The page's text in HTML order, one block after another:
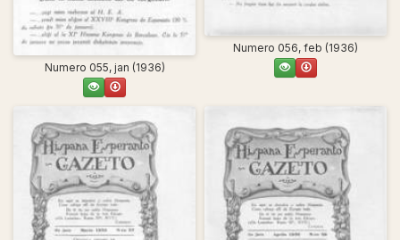
Numero 055, jan (1936)
Numero 056, feb (1936)